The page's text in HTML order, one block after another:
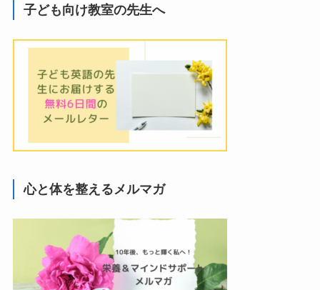
子ども向け教室の先生へ
心と体を整えるメルマガ